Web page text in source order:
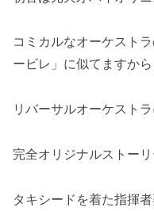
コミカルなオーケスト
ービレ」に似てますか
リバーサルオーケスト
完全オリジナルストーリ
タキシードを着た指揮